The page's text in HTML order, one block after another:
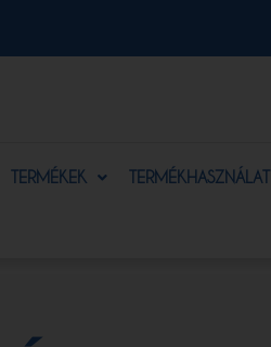
TERMÉKEK TERMÉKHASZNÁLAT